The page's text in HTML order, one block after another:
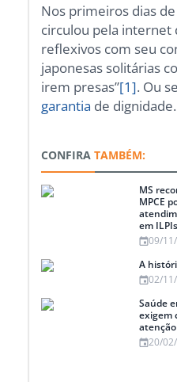
Nos primeiros dias
circulou pela internet
reflexivos com seu
japonesas solitárias
irem presas”[1]. Ou
garantia de dignidade.
CONFIRA TAMBÉM:
MS
MPCE
em ILPIs
09/
A
02/
Saúde
exigem
atenção
20/